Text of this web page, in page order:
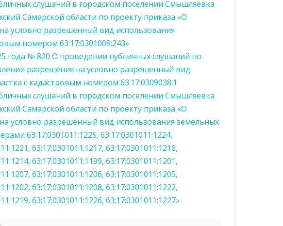
слушаний в городском поселении Смышляевка
Самарской области по проекту приказа «О
условно разрешенный вид использования
номером 63:17:0301009:243»
года № 820 О проведении публичных слушаний по
разрешения на условно разрешенный вид
с кадастровым номером 63:17:0309038:1
слушаний в городском поселении Смышляевка
Самарской области по проекту приказа «О
условно разрешенный вид использования земельных
63:17:0301011:1225, 63:17:0301011:1224,
63:17:0301011:1217, 63:17:0301011:1216,
63:17:0301011:1199, 63:17:0301011:1201,
63:17:0301011:1206, 63:17:0301011:1205,
63:17:0301011:1208, 63:17:0301011:1222,
63:17:0301011:1226, 63:17:0301011:1227»